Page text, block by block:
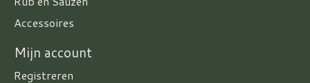
Accessoires
Mijn account
Registreren